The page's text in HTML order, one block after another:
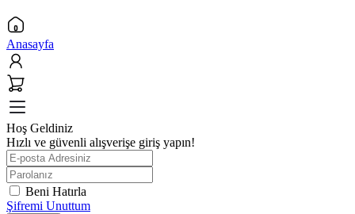
Anasayfa
Hoş Geldiniz
Hızlı ve güvenli alışverişe giriş yapın!
Beni Hatırla
Şifremi Unuttum